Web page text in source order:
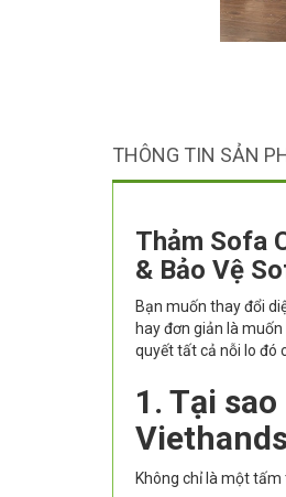
THÔNG TIN SẢN
Thảm Sofa
& Bảo Vệ
Bạn muốn thay đổi
hay đơn giản là
quyết tất cả nỗi lo đó
1. Tại
Không chỉ là một